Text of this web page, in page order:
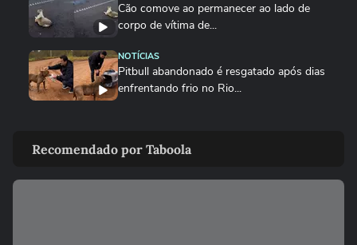
Cão comove ao permanecer ao lado de
corpo de vítima de...
NOTÍCIAS
Pitbull abandonado é resgatado após dias
enfrentando frio no Rio...
resgatada por bombeiros após...
MUNDO
Recomendado por Taboola